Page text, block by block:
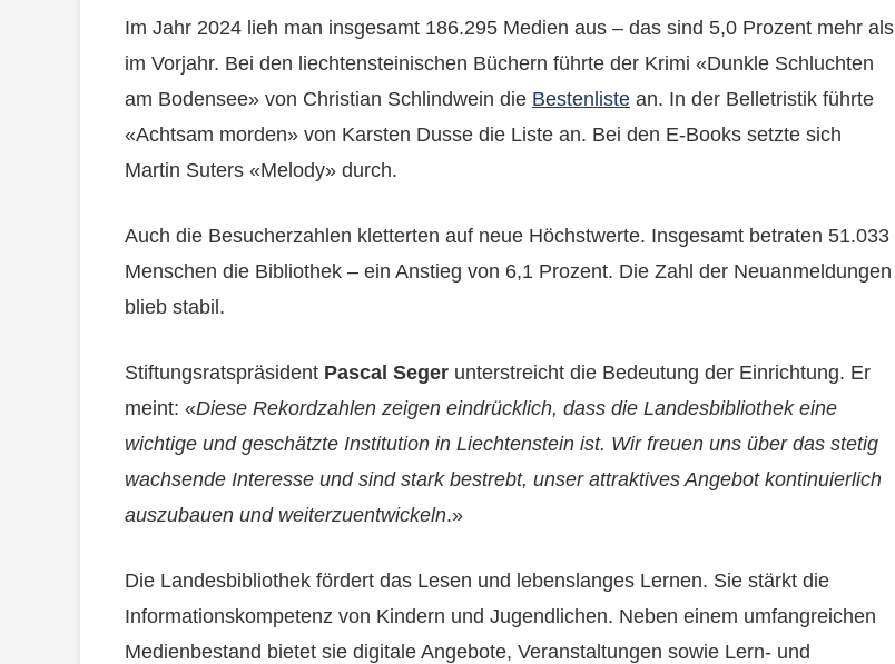
Im Jahr 2024 lieh man insgesamt 186.295 Medien aus – das sind 5,0 Prozent mehr als
im Vorjahr. Bei den liechtensteinischen Büchern führte der Krimi «Dunkle Schluchten
am Bodensee» von Christian Schlindwein die Bestenliste an. In der Belletristik führte
«Achtsam morden» von Karsten Dusse die Liste an. Bei den E-Books setzte sich
Martin Suters «Melody» durch.
Auch die Besucherzahlen kletterten auf neue Höchstwerte. Insgesamt betraten 51.033
Menschen die Bibliothek – ein Anstieg von 6,1 Prozent. Die Zahl der Neuanmeldungen
blieb stabil.
Stiftungsratspräsident Pascal Seger unterstreicht die Bedeutung der Einrichtung. Er
meint: «Diese Rekordzahlen zeigen eindrücklich, dass die Landesbibliothek eine
wichtige und geschätzte Institution in Liechtenstein ist. Wir freuen uns über das stetig
wachsende Interesse und sind stark bestrebt, unser attraktives Angebot kontinuierlich
auszubauen und weiterzuentwickeln.»
Die Landesbibliothek fördert das Lesen und lebenslanges Lernen. Sie stärkt die
Informationskompetenz von Kindern und Jugendlichen. Neben einem umfangreichen
Medienbestand bietet sie digitale Angebote, Veranstaltungen sowie Lern- und